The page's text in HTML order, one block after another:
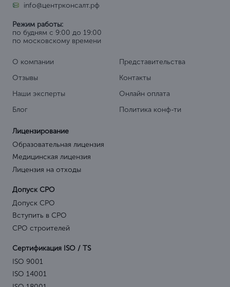
info@центрконсалт.рф
Режим работы:
по будням с 9:00 до 19:00
по московскому времени
О компании
Отзывы
Наши эксперты
Блог
Представительства
Контакты
Онлайн оплата
Политика конф-ти
Лицензирование
Образовательная лицензия
Медицинская лицензия
Лицензия на отходы
Допуск СРО
Допуск СРО
Вступить в СРО
СРО строителей
Сертификация ISO / TS
ISO 9001
ISO 14001